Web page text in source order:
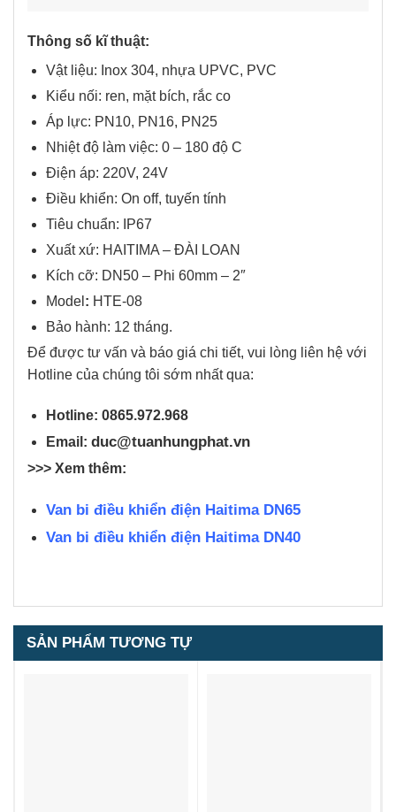
Thông số kĩ thuật:
Vật liệu: Inox 304, nhựa UPVC, PVC
Kiểu nối: ren, mặt bích, rắc co
Áp lực: PN10, PN16, PN25
Nhiệt độ làm việc: 0 – 180 độ C
Điện áp: 220V, 24V
Điều khiển: On off, tuyến tính
Tiêu chuẩn: IP67
Xuất xứ: HAITIMA – ĐÀI LOAN
Kích cỡ: DN50 – Phi 60mm – 2″
Model : HTE-08
Bảo hành: 12 tháng.
Để được tư vấn và báo giá chi tiết, vui lòng liên hệ với
Hotline của chúng tôi sớm nhất qua:
Hotline: 0865.972.968
Email: duc@tuanhungphat.vn
>>> Xem thêm:
Van bi điều khiển điện Haitima DN65
Van bi điều khiển điện Haitima DN40
SẢN PHẨM TƯƠNG TỰ